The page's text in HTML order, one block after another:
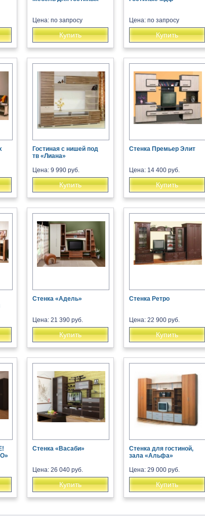
Цена: по запросу
Купить
Цена: по запросу
Купить
Гостиная с нишей под
тв «Лиана»
Цена: 9 990 руб.
Купить
Стенка Премьер Элит
Цена: 14 400 руб.
Купить
Стенка «Адель»
Цена: 21 390 руб.
Купить
Стенка Ретро
Цена: 22 900 руб.
Купить
Стенка «Васаби»
Цена: 26 040 руб.
Купить
Стенка для гостиной,
зала «Альфа»
Цена: 29 000 руб.
Купить